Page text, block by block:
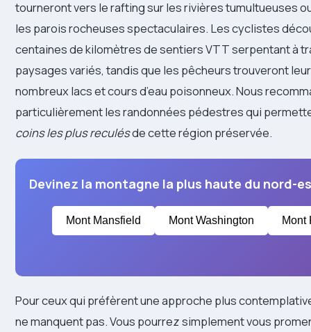
tourneront vers le rafting sur les rivières tumultueuses
les parois rocheuses spectaculaires. Les cyclistes
centaines de kilomètres de sentiers VTT serpentant à
paysages variés, tandis que les pêcheurs trouveront
nombreux lacs et cours d’eau poisonneux. Nous
particulièrement les randonnées pédestres qui
coins les plus reculésde cette région préservée.
Devinez la montagne la plus haute du nord-
Mont Mansfield Mont Washington Mont
Pour ceux qui préfèrent une approche plus
ne manquent pas. Vous pourrez simplement vous